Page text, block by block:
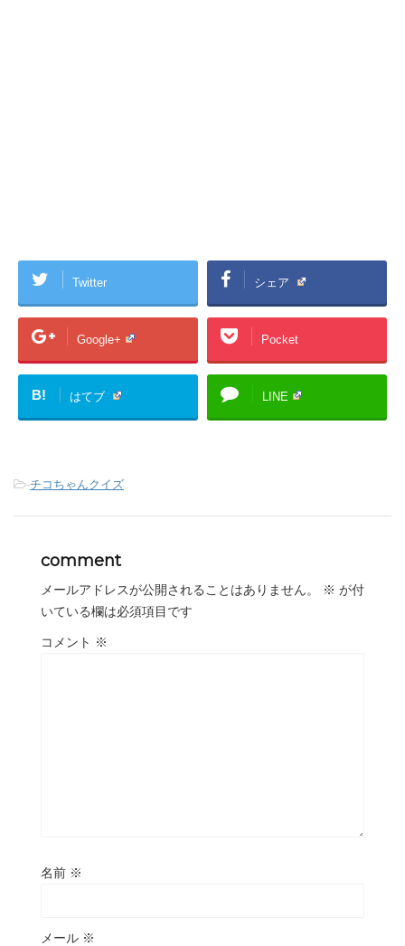
Twitter シェア
Google+ Pocket
B! はてブ LINE
-チコちゃんクイズ
comment
メールアドレスが公開されることはありません。 ※ が付
いている欄は必須項目です
コメント ※
名前 ※
メール ※